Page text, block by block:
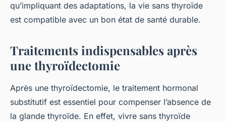
qu’impliquant des adaptations, la vie sans thyroïde
est compatible avec un bon état de santé durable.
Traitements indispensables après
une thyroïdectomie
Après une thyroïdectomie, le traitement hormonal
substitutif est essentiel pour compenser l’absence de
la glande thyroïde. En effet, vivre sans thyroïde